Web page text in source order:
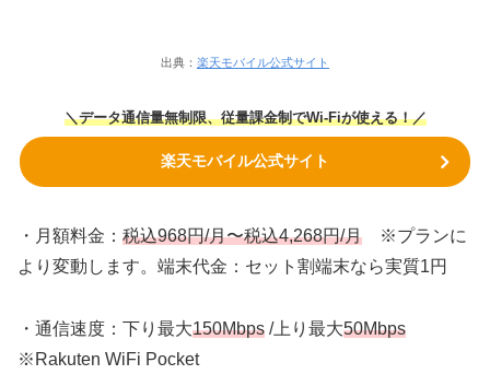
出典： 楽天モバイル公式サイト
＼データ通信量無制限、従量課金制でWi-Fiが使える！／
楽天モバイル公式サイト
・月額料金： 税込968円/月〜税込4,268円/月 ※プランに
より変動します。端末代金：セット割端末なら実質1円
・通信速度：下り最大150Mbps /上り最大50Mbps
※Rakuten WiFi Pocket